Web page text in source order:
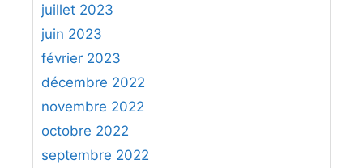
juillet 2023
juin 2023
février 2023
décembre 2022
novembre 2022
octobre 2022
septembre 2022